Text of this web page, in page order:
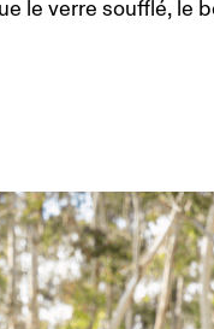
le verre soufflé, le